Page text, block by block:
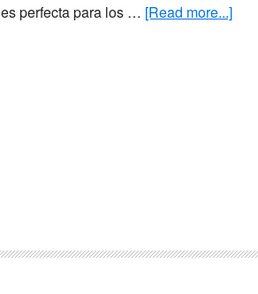
perfecta para los … [Read more...]about